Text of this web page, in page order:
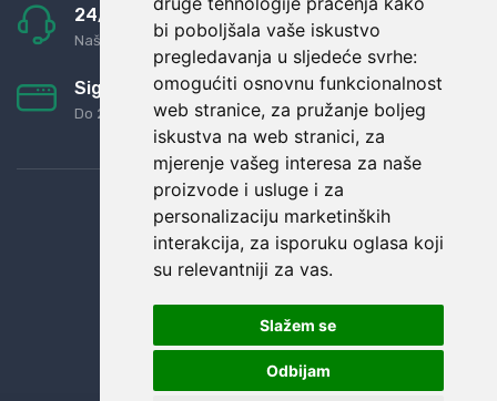
bi poboljšala vaše iskustvo
pregledavanja u sljedeće svrhe:
omogućiti osnovnu funkcionalnost
web stranice, za pružanje boljeg
iskustva na web stranici, za
mjerenje vašeg interesa za naše
proizvode i usluge i za
personalizaciju marketinških
interakcija, za isporuku oglasa koji
su relevantniji za vas.
Slažem se
Odbijam
24/7 odlična podrška
Naši agenti uvijek na raspolaganju
Sigurno obročno plaćanje
Do 24 rata bez kamata